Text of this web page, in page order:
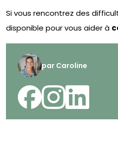
Si vous rencontrez des
disponible pour vous aider à
par Caroline